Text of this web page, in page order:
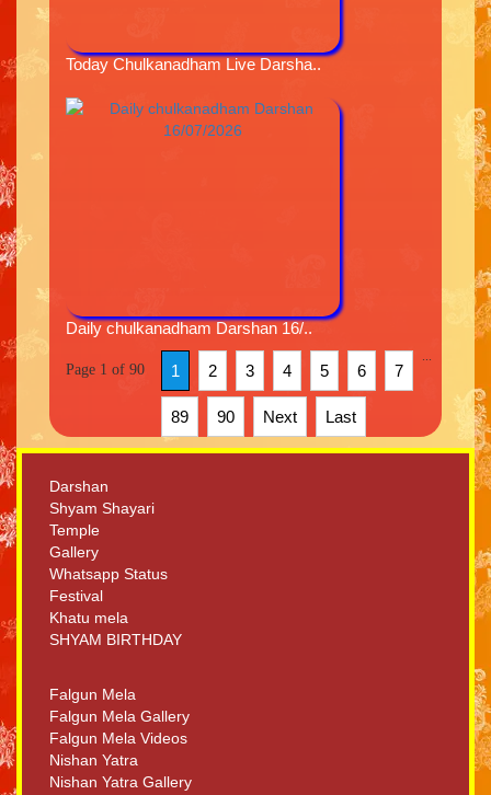
Today Chulkanadham Live Darsha..
Daily chulkanadham Darshan 16/..
Page 1 of 90 1 2 3 4 5 6 7
89 90 Next Last
Darshan
Shyam Shayari
Temple
Gallery
Whatsapp Status
Festival
Khatu mela
SHYAM BIRTHDAY
Falgun Mela
Falgun Mela Gallery
Falgun Mela Videos
Nishan Yatra
Nishan Yatra Gallery